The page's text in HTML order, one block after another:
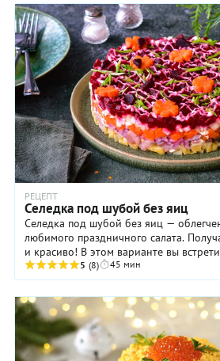
РЕЦЕПТ
Селедка под шубой без яиц
Селедка под шубой без яиц —
любимого праздничного салата.
и красиво! В этом варианте вы
сочетание сельди, лука, свеклы и ...
5 (8) 45 мин